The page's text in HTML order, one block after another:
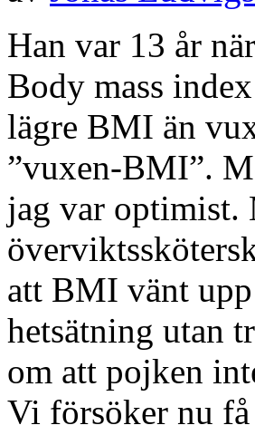
Han var 13 år
Body mass
lägre BMI än
”vuxen-BMI”.
jag var optimist.
att BMI vänt
hetsätning utan
om att pojken
Vi försöker nu